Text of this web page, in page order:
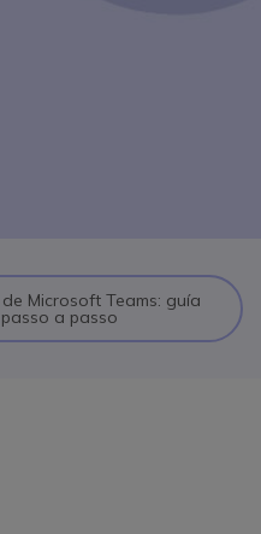
Microsoft Teams: guía
passo a passo